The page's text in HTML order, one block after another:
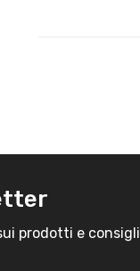
prodotti e consigli